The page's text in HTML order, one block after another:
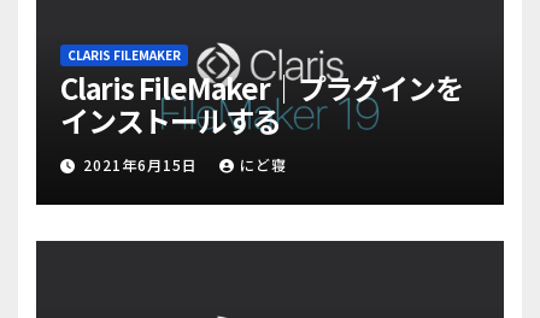
CLARIS FILEMAKER
Claris FileMaker｜プラグインを
インストールする
2021年6月15日 にど寝